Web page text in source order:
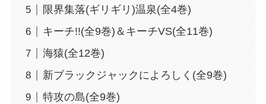
限界集落(ギリギリ)温泉(全4巻)
キーチ!!(全9巻)＆キーチVS(全11巻)
海猿(全12巻)
新ブラックジャックによろしく(全9巻)
特攻の島(全9巻)